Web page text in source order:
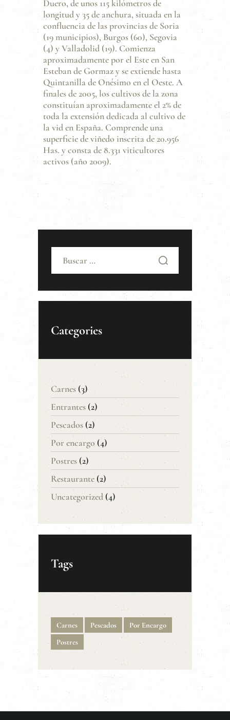
Duero, de unos 115 kilómetros de
longitud y 35 de anchura, situada en la
confluencia de las provincias de Soria
(19 municipios), Burgos (60), Segovia
(4) y Valladolid (19). Comienza
aproximadamente por el Este en San
Esteban de Gormaz y se extiende hasta
Quintanilla de Onésimo en el Oeste. A
finales de 2005, los cultivos de la zona
constituían aproximadamente el 2% de
toda la extensión dedicada al cultivo de
la vid en España. Comprende una
superficie de viñedo inscrita de 20.956
Has. y consta de 8.331 viticultores
activos (año 2009).
Categories
Carnes (3)
Entrantes (2)
Pescados (2)
Por encargo (4)
Postres (2)
Restaurante (2)
Uncategorized (4)
Tags
Carnes Pescados
Por Encargo
Postres